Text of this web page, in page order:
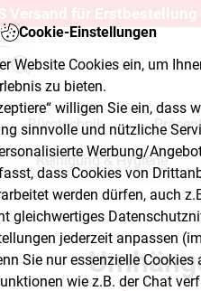
Cookie-Einstellungen
Website Cookies ein, um
zu bieten.
willigen Sie ein, dass
sinnvolle und nützliche
Werbung/
dass Cookies von
werden dürfen, auch
gleichwertiges
jederzeit anpassen
Sie nur essenzielle Cookies
wie z.B. der Chat
Versand für Erstbestellung
Bürotechnik
Reinigung & Hygiene
Flyout Button 3